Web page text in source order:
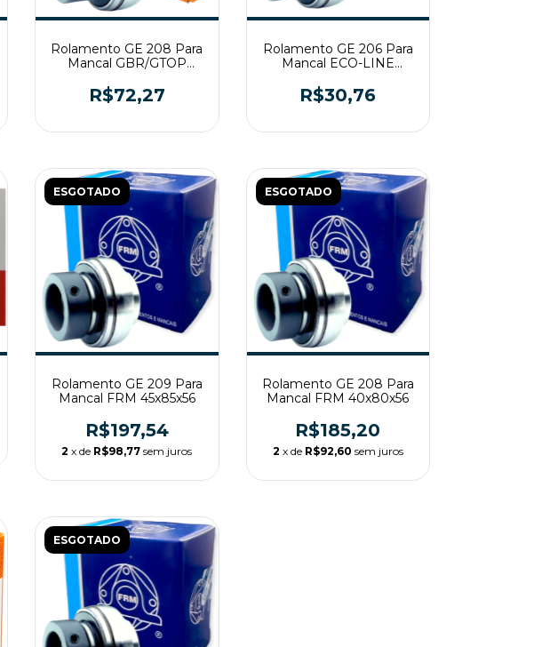
Rolamento GE 208 Para
Mancal GBR/GTOP
R$72,27
Rolamento GE 206 Para
Mancal ECO-LINE
R$30,76
ESGOTADO
Rolamento GE 209 Para
Mancal FRM 45x85x56
R$197,54
2 x de R$98,77 sem juros
ESGOTADO
Rolamento GE 208 Para
Mancal FRM 40x80x56
R$185,20
2 x de R$92,60 sem juros
ESGOTADO